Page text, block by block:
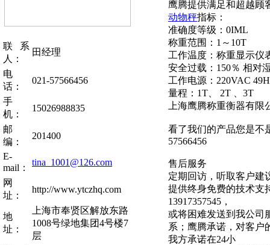
联系
人：
田经理
电
话：
021-57566456
手
机：
15026988835
邮
编：
201400
E-
mail：
tina_1001@126.com
网
址：
http://www.ytczhq.com
地
址：
上海市奉贤区解放东路
1008号绿地集团4号楼7
层
鹰腾提供满足和超越顾
动物秤指标：
准确度等级：0IML
称重范围：1～10T
工作温度：称重显示
安全过载：150％ 相对
工作电源：220VAC
量程：1T、 2T 、3T
上海鹰腾称重衡器有
看了我们的产品您是不
57566456
售后服务
定期回访，听取客户建
提供终身免费的技术支
13917357545，
或将困难发送到我公司
系；鹰腾承诺，对客户
我方承诺在24小